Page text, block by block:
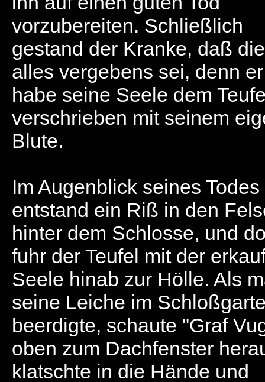
vorzubereiten. Schließlich
gestand der Kranke, daß
alles vergebens sei, denn er
habe seine Seele dem
verschrieben mit seinem
Blute.
Im Augenblick seines Todes
entstand ein Riß in den
hinter dem Schlosse, und
fuhr der Teufel mit der
Seele hinab zur Hölle. Als
seine Leiche im
beerdigte, schaute "Graf
oben zum Dachfenster
klatschte in die Hände und